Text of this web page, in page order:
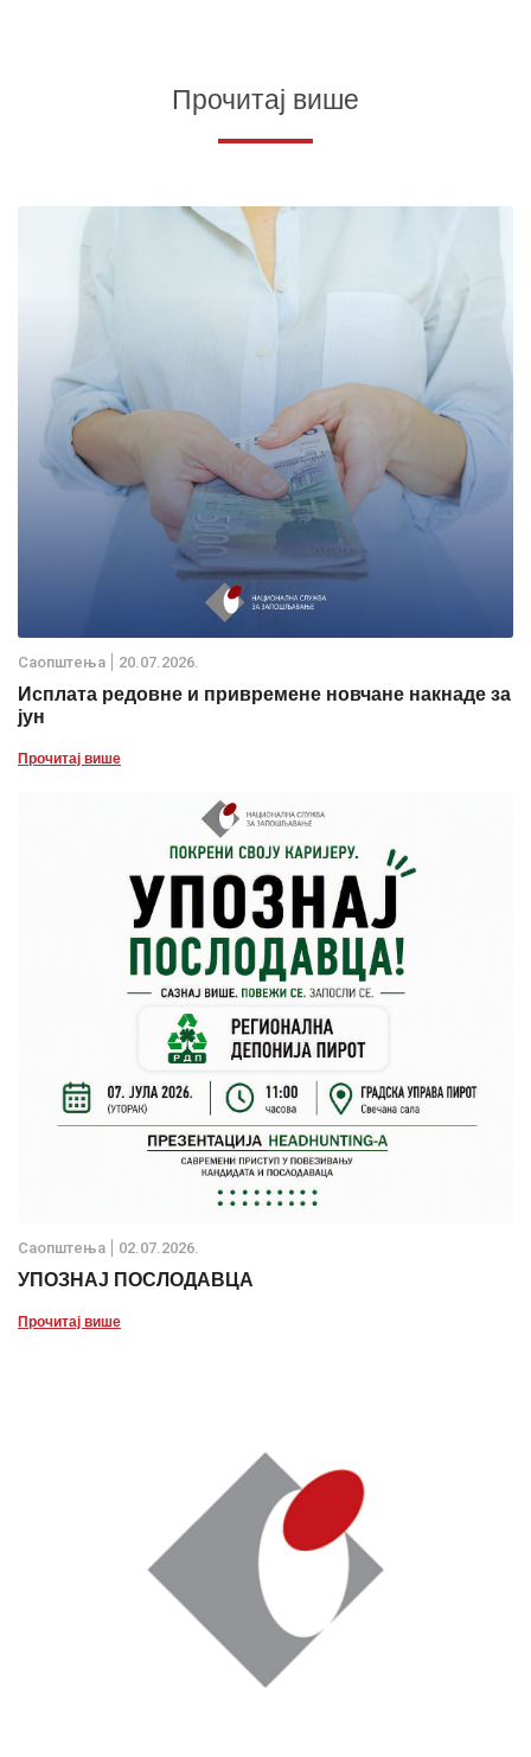
Прочитај више
Саопштења 20.07.2026.
Исплата редовне и привремене новчане накнаде за
јун
Прочитај више
Саопштења 02.07.2026.
УПОЗНАЈ ПОСЛОДАВЦА
Прочитај више